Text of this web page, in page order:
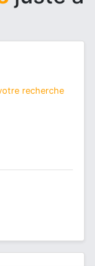
recherche